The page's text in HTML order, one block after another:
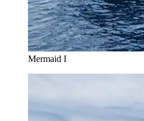
Mermaid I